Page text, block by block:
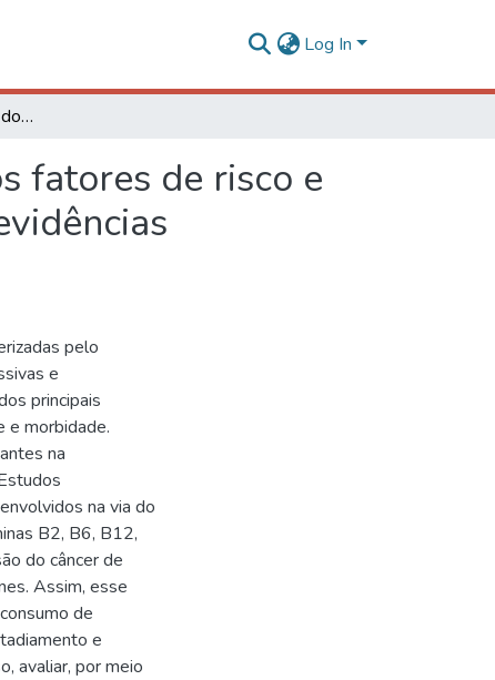
Log In
Consumo de nutrientes doadores do grupo metil nos fatores de risco e no prognóstico de mulheres com câncer de mama: evidências longitudinais e sistemáticas
fatores de risco e
pelo
e
principais
e morbidade.
na
na via do
B2, B6, B12,
do câncer de
Assim, esse
de
e
avaliar, por meio